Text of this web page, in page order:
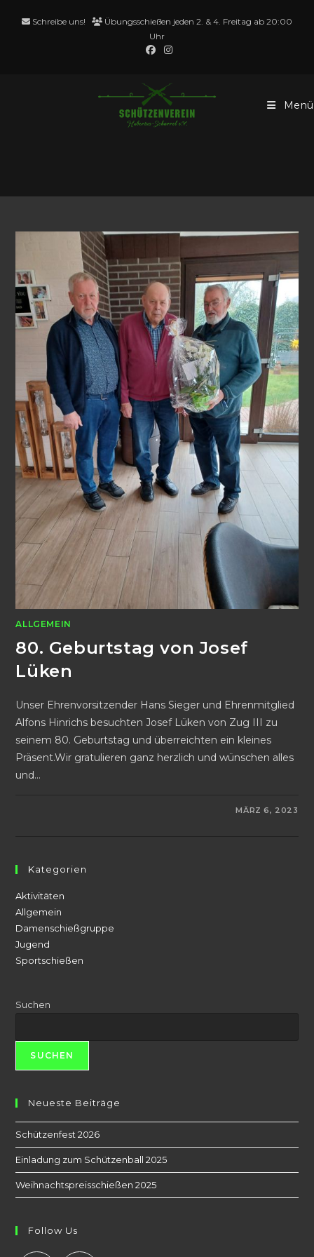
Inhalt Schreibe uns!
Übungsschießen jeden 2. & 4. Freitag ab 20:00
Uhr
Menü
ALLGEMEIN
80. Geburtstag von Josef
Lüken
Unser Ehrenvorsitzender Hans Sieger und Ehrenmitglied
Alfons Hinrichs besuchten Josef Lüken von Zug III zu
seinem 80. Geburtstag und überreichten ein kleines
Präsent.Wir gratulieren ganz herzlich und wünschen alles
und…
MÄRZ 6, 2023
Kategorien
Aktivitäten
Allgemein
Damenschießgruppe
Jugend
Sportschießen
Suchen
SUCHEN
Neueste Beiträge
Schützenfest 2026
Einladung zum Schützenball 2025
Weihnachtspreisschießen 2025
Follow Us